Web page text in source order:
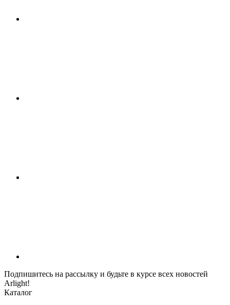
Подпишитесь на рассылку и будьте в курсе всех новостей
Arlight!
Каталог